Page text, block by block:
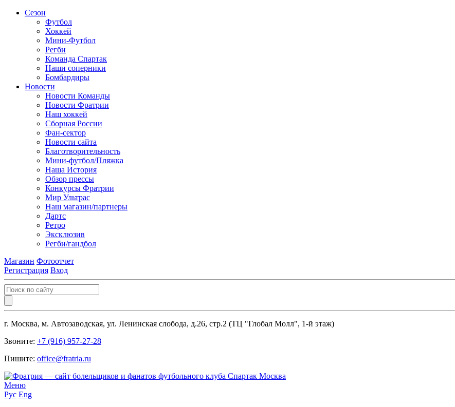
Сезон
Футбол
Хоккей
Мини-Футбол
Регби
Команда Спартак
Наши соперники
Бомбардиры
Новости
Новости Команды
Новости Фратрии
Наш хоккей
Сборная России
Фан-cектор
Новости сайта
Благотворительность
Мини-футбол/Пляжка
Наша История
Обзор прессы
Конкурсы Фратрии
Мир Ультрас
Наш магазин/партнеры
Дартс
Ретро
Эксклюзив
Регби/гандбол
Магазин Фотоотчет
Регистрация Вход
г. Москва, м. Автозаводская, ул. Ленинская слобода, д.26, стр.2 (ТЦ "Глобал Молл", 1-й этаж)
Звоните: +7 (916) 957-27-28
Пишите: office@fratria.ru
Меню
Рус Eng